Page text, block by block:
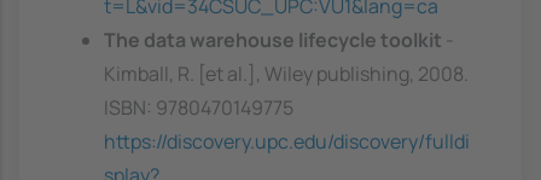
t=L&vid=34CSUC_UPC:VU1&lang=ca
The data warehouse lifecycle toolkit
Kimball, R. [et al.], Wiley publishing, 2008.
ISBN: 9780470149775
https://discovery.upc.edu/discovery/fulldi